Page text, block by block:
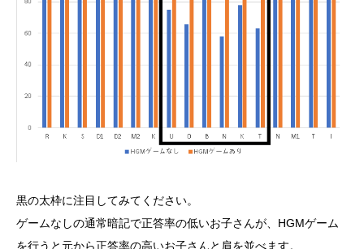
黒の太枠に注目してみてください。
ゲームなしの通常暗記で正答率の低いお子さんが、HGMゲーム
を行うと元から正答率の高いお子さんと肩を並べます。